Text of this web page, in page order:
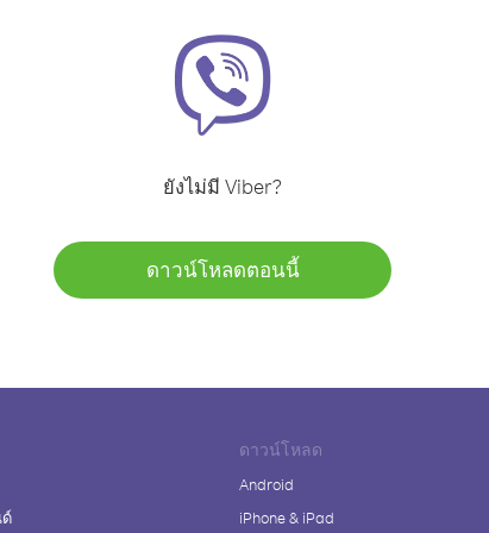
ยังไม่มี Viber?
ดาวน์โหลดตอนนี้
ดาวน์โหลด
Android
iPhone & iPad